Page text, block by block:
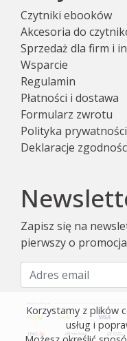
Czytniki ebooków
Akcesoria do
Sprzedaż dla firm i
Wsparcie
Regulamin
Płatności i dostawa
Formularz zwrotu
Polityka prywatności
Deklaracje
Zapisz się na
pierwszy o
Korzystamy z plików
usług i